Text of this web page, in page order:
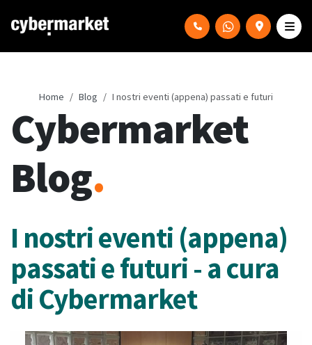
Home Blog I nostri eventi (appena) passati e futuri
Cybermarket
Blog.
I nostri eventi (appena)
passati e futuri - a cura
di Cybermarket